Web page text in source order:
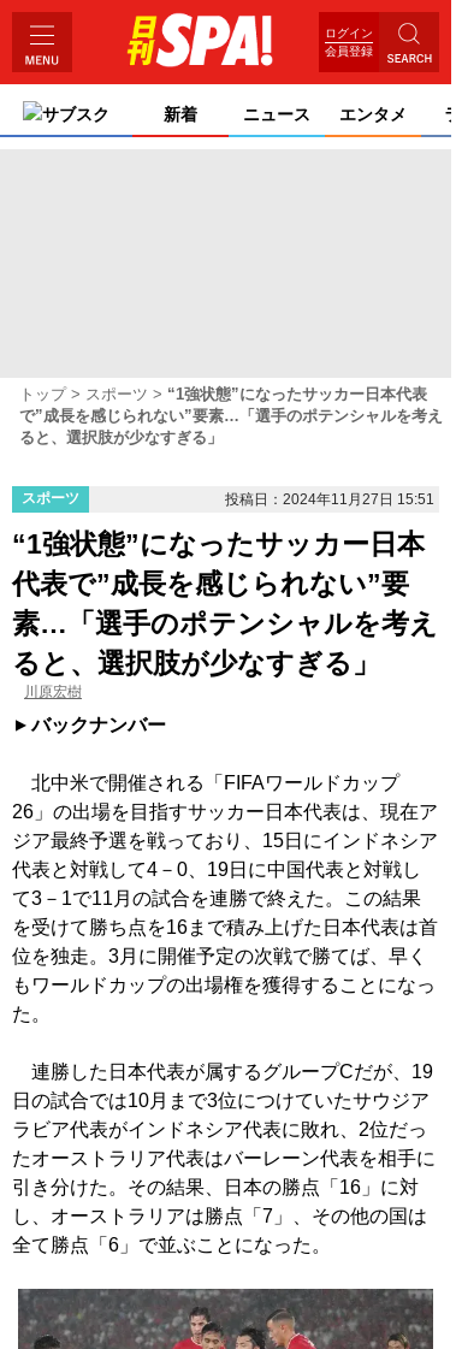
ログイン
会員登録
サブスク 新着 ニュース エンタメ
トップ スポーツ
“1強状態”になったサッカー日本代表
で”成長を感じられない”要素…「選手のポテンシャルを考え
ると、選択肢が少なすぎる」
スポーツ 投稿日：2024年11月27日 15:51
“1強状態”になったサッカー日本
代表で”成長を感じられない”要
素…「選手のポテンシャルを考え
ると、選択肢が少なすぎる」
川原宏樹
バックナンバー
北中米で開催される「FIFAワールドカップ
26」の出場を目指すサッカー日本代表は、現在ア
ジア最終予選を戦っており、15日にインドネシア
代表と対戦して4－0、19日に中国代表と対戦し
て3－1で11月の試合を連勝で終えた。この結果
を受けて勝ち点を16まで積み上げた日本代表は首
位を独走。3月に開催予定の次戦で勝てば、早く
もワールドカップの出場権を獲得することになっ
た。
連勝した日本代表が属するグループCだが、19
日の試合では10月まで3位につけていたサウジア
ラビア代表がインドネシア代表に敗れ、2位だっ
たオーストラリア代表はバーレーン代表を相手に
引き分けた。その結果、日本の勝点「16」に対
し、オーストラリアは勝点「7」、その他の国は
全て勝点「6」で並ぶことになった。